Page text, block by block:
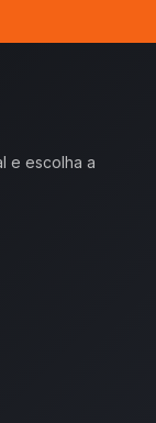
e escolha a